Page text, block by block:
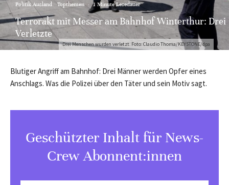
Drei Menschen wurden verletzt. Foto: Claudio Thoma/KEYSTONE/dpa
Politik Ausland Topthemen · 1 Minute Lesedauer
Terrorakt mit Messer am Bahnhof Winterthur: Drei
Verletzte
Blutiger Angriff am Bahnhof: Drei Männer werden Opfer eines
Anschlags. Was die Polizei über den Täter und sein Motiv sagt.
Geschützter Inhalt für News-
Crew Abonnent:innen